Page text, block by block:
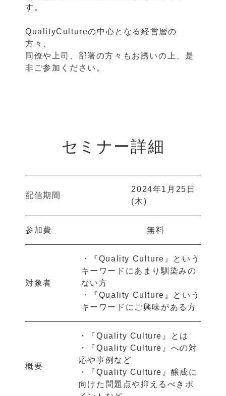
す。
QualityCultureの中心となる経営層の
方々、
同僚や上司、部署の方々もお誘いの上、是
非ご参加ください。
セミナー詳細
配信期間
2024年1月25日
(木)
参加費 無料
対象者
・『Quality Culture』という
キーワードにあまり馴染みの
ない方
・『Quality Culture』という
キーワードにご興味がある方
概要
・『Quality Culture』とは
・『Quality Culture』への対
応や事例など
・『Quality Culture』醸成に
向けた問題点や抑えるべきポ